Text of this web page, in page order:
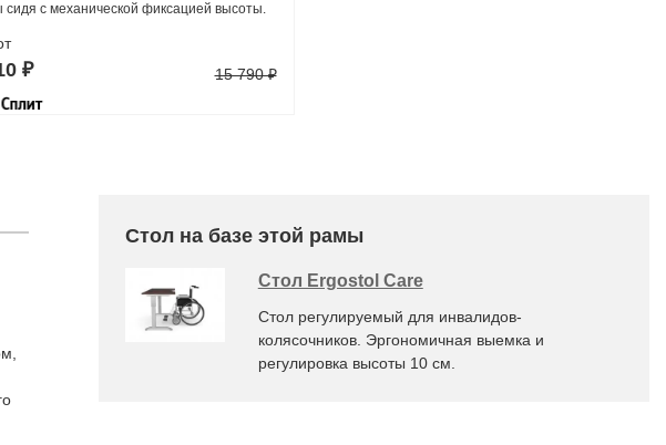
сидя с механической фиксацией высоты.
₽ 15 790 ₽
Стол на базе этой рамы
Стол Ergostol Care
Стол регулируемый для инвалидов-
колясочников. Эргономичная выемка и
регулировка высоты 10 см.